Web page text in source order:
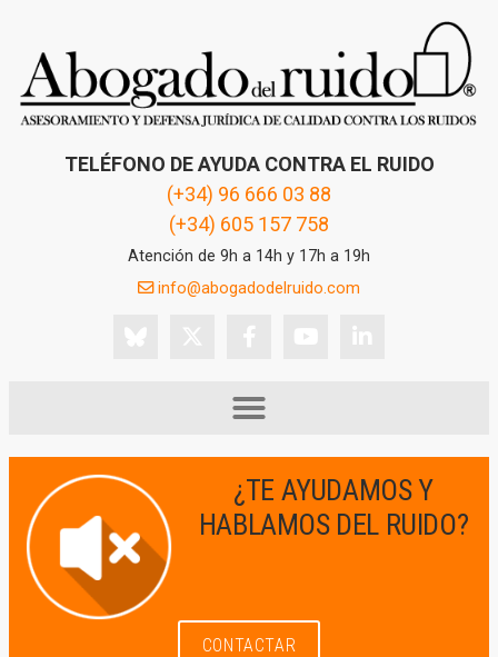
TELÉFONO DE AYUDA CONTRA EL RUIDO
(+34) 96 666 03 88
(+34) 605 157 758
Atención de 9h a 14h y 17h a 19h
info@abogadodelruido.com
¿TE AYUDAMOS Y
HABLAMOS DEL RUIDO?
CONTACTAR